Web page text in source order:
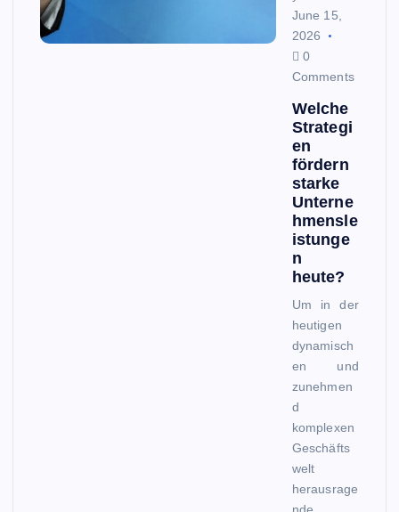
June 15,
2026
0
Comments
Welche
Strategi
en
fördern
starke
Unterne
hmensle
istunge
n
heute?
Um in der
heutigen
dynamisch
en und
zunehmen
d
komplexen
Geschäfts
welt
herausrage